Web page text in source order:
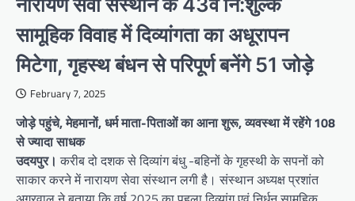
सामूहिक विवाह में दिव्यांगता का अधूरापन
मिटेगा, गृहस्थ बंधन से परिपूर्ण बनेंगे 51 जोड़े
February 7, 2025
जोड़े पहुंचे, मेहमानों, धर्म माता-पिताओं का आना शुरू, व्यवस्था में रहेंगे 108
से ज्यादा साधक
उदयपुर। करीब दो दशक से दिव्यांग बंधु -बहिनों के गृहस्थी के सपनों को
साकार करने में नारायण सेवा संस्थान लगी है। संस्थान अध्यक्ष प्रशांत